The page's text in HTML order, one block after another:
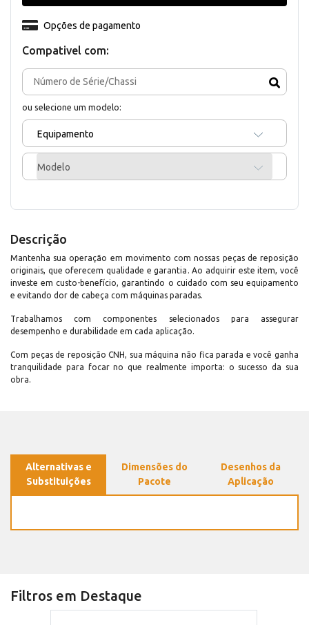
Compativel com:
ou selecione um modelo:
Equipamento
Modelo
Opções de pagamento
Descrição
Mantenha sua operação em movimento com nossas peças de reposição
originais, que oferecem qualidade e garantia. Ao adquirir este item, você
investe em custo-benefício, garantindo o cuidado com seu equipamento
e evitando dor de cabeça com máquinas paradas.
Trabalhamos com componentes selecionados para assegurar
desempenho e durabilidade em cada aplicação.
Com peças de reposição CNH, sua máquina não fica parada e você ganha
tranquilidade para focar no que realmente importa: o sucesso da sua
obra.
Alternativas e
Substituições
Dimensões do
Pacote
Desenhos da
Aplicação
Filtros em Destaque